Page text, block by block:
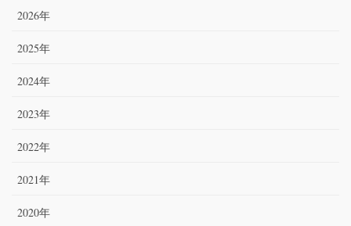
2026年
2025年
2024年
2023年
2022年
2021年
2020年